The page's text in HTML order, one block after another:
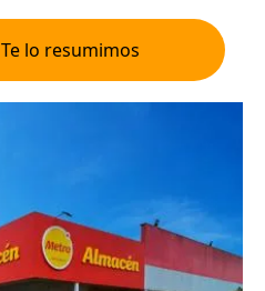
Te lo resumimos